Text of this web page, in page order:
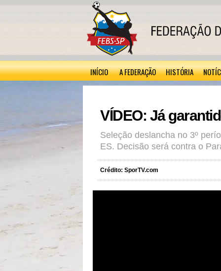
INÍCIO A FEDERAÇÃO HISTÓRIA
VÍDEO: Já
Seleção deslancha no 3º
ES. Decisão será contra o
Crédito: SporTV.com